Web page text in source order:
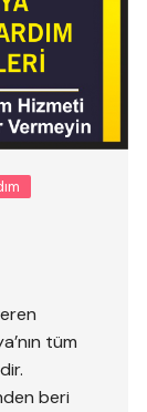
tüm
beri